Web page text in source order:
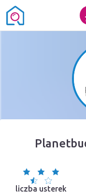
liczba usterek